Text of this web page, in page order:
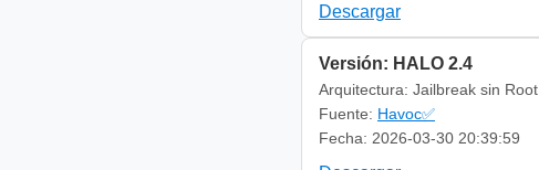
Descargar
Versión: HALO 2.4
Arquitectura: Jailbreak sin Root
Fuente: Havoc✅
Fecha: 2026-03-30 20:39:59